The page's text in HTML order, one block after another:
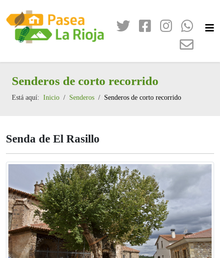
Senderos de corto recorrido
Está aquí: Inicio Senderos Senderos de corto recorrido
Senda de El Rasillo